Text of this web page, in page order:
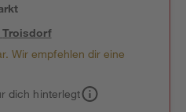
Troisdorf
Wir empfehlen dir eine
dich hinterlegt